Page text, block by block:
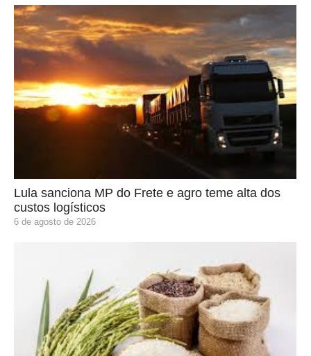
Lula sanciona MP do Frete e agro teme alta dos
custos logísticos
6 de agosto de 2026